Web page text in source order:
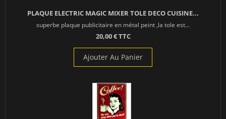
PLAQUE ELECTRIC MAGIC MIXER TOLE DECO CUISINE...
superbe plaque publicitaire en métal peint ,la tole est...
20,00 € TTC
Ajouter Au Panier